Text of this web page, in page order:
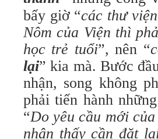
bấy giờ “các thư
Nôm của Viện thì
học trẻ tuổi”, nên “
lại” kia mà. Bước
nhận, song không
phải tiến hành
“Do yêu cầu mới
nhận thấy cần đặt